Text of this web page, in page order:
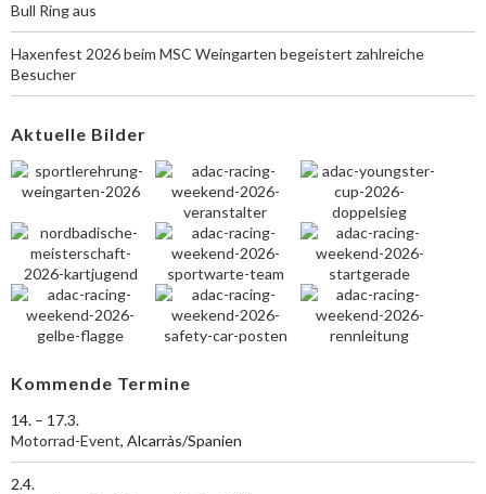
Bull Ring aus
Haxenfest 2026 beim MSC Weingarten begeistert zahlreiche
Besucher
Aktuelle Bilder
Kommende Termine
14. – 17.3.
Motorrad-Event, Alcarràs/Spanien
2.4.